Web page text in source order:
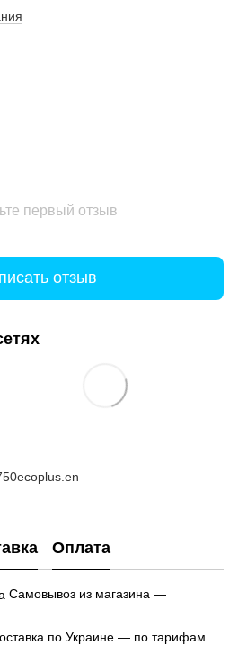
первый отзыв
отзыв
Оплата
Самовывоз из магазина —
по Украине — по тарифам